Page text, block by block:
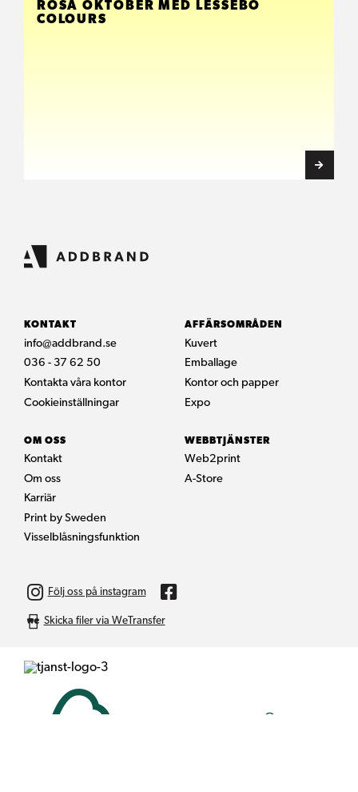
ROSA OKTOBER MED LESSEBO
COLOURS
KONTAKT
info@addbrand.se
036 - 37 62 50
Kontakta våra kontor
Cookieinställningar
AFFÄRSOMRÅDEN
Kuvert
Emballage
Kontor och papper
Expo
OM OSS
Kontakt
Om oss
Karriär
Print by Sweden
Visselblåsningsfunktion
WEBBTJÄNSTER
Web2print
A-Store